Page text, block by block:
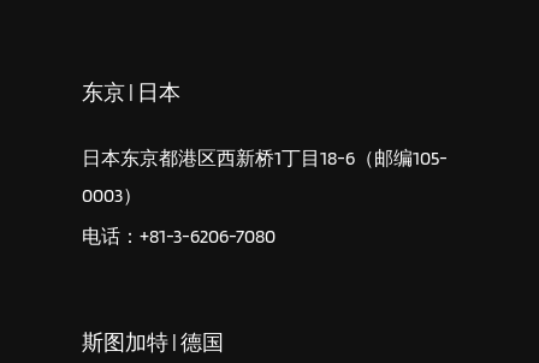
东京 | 日本
日本东京都港区西新桥1丁目18-6（邮编105-
0003）
电话：+81-3-6206-7080
斯图加特 | 德国